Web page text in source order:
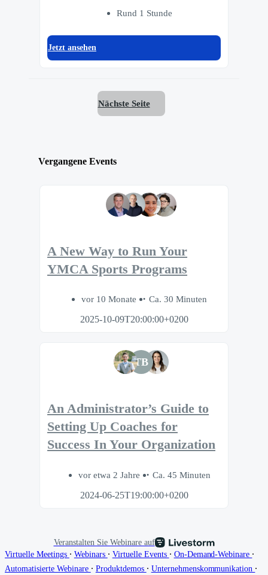
Rund 1 Stunde
Jetzt ansehen
Nächste Seite
Vergangene Events
A New Way to Run Your
YMCA Sports Programs
vor 10 Monate
Ca. 30 Minuten
2025-10-09T20:00:00+0200
TB
An Administrator’s Guide to
Setting Up Coaches for
Success In Your Organization
vor etwa 2 Jahre
Ca. 45 Minuten
2024-06-25T19:00:00+0200
Veranstalten Sie Webinare auf
Virtuelle Meetings ∙ Webinars ∙ Virtuelle Events ∙ On-Demand-Webinare ∙
Automatisierte Webinare ∙ Produktdemos ∙ Unternehmenskommunikation ∙